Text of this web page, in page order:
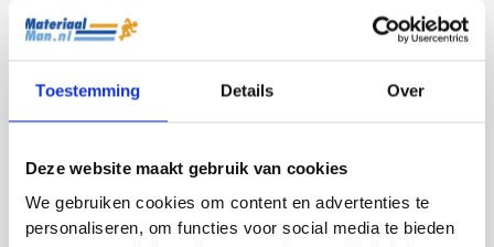
Toestemming Details Over
Deze website maakt gebruik van cookies
We gebruiken cookies om content en advertenties te
personaliseren, om functies voor social media te bieden
ultra-precisietraining en -analyse.
Split Geheugen
: Maakt het mogelijk om split
metingen van prestaties.
Dagelijks Alarm
Uurlijkse melding : Helpt je om de tijd in de
gaten te houden met een uurlijkse melding.